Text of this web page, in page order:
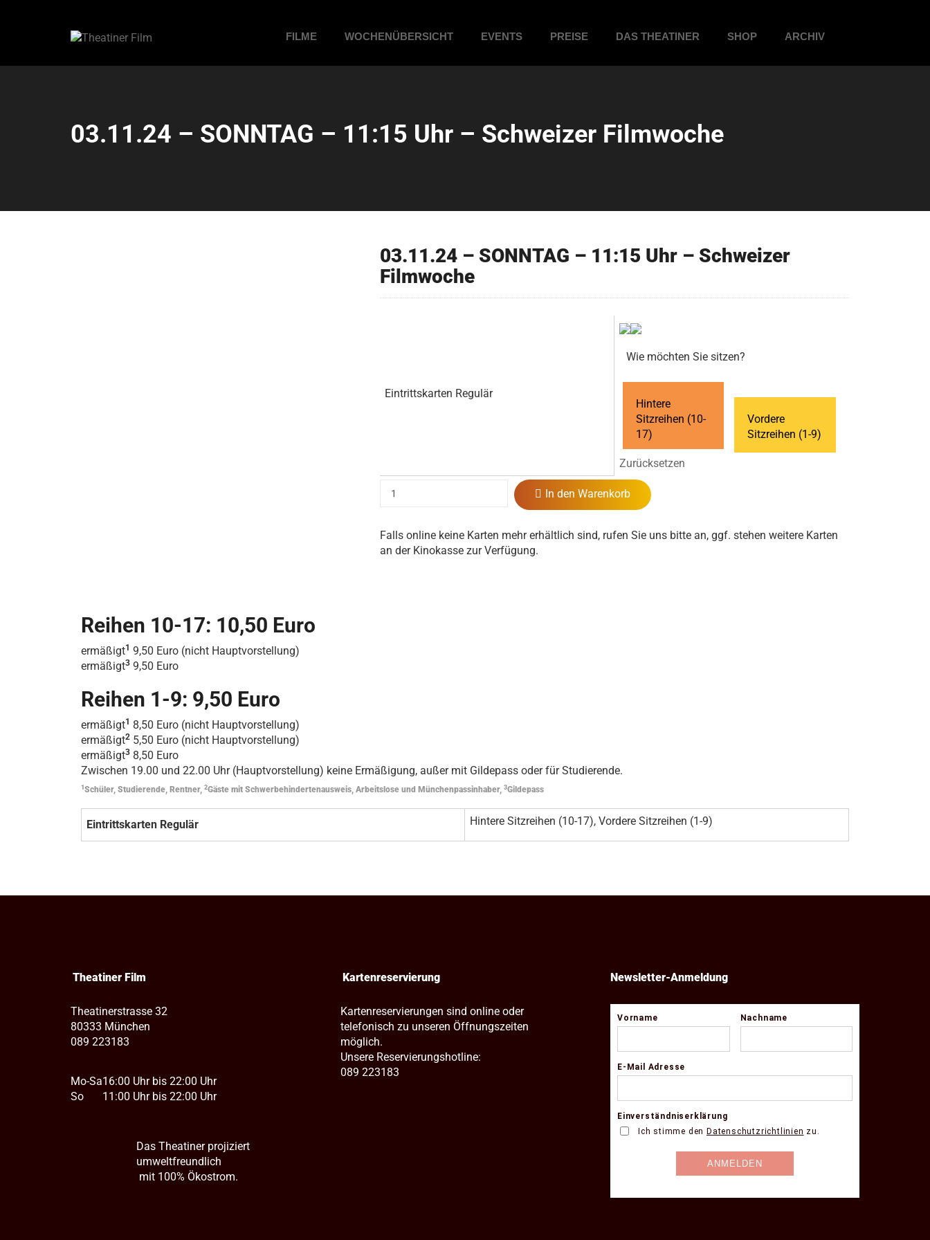
FILME WOCHENÜBERSICHT EVENTS PREISE DAS THEATINER SHOP ARCHIV
03.11.24 – SONNTAG – 11:15 Uhr – Schweizer Filmwoche
03.11.24 – SONNTAG – 11:15 Uhr – Schweizer
Filmwoche
Eintrittskarten Regulär
Wie möchten Sie sitzen?
Hintere
Sitzreihen (10-
17)
Vordere
Sitzreihen (1-9)
Zurücksetzen
In den Warenkorb
Falls online keine Karten mehr erhältlich sind, rufen Sie uns bitte an, ggf. stehen weitere Karten
an der Kinokasse zur Verfügung.
Reihen 10-17: 10,50 Euro
ermäßigt1 9,50 Euro (nicht Hauptvorstellung)
ermäßigt3 9,50 Euro
Reihen 1-9: 9,50 Euro
ermäßigt1 8,50 Euro (nicht Hauptvorstellung)
ermäßigt2 5,50 Euro (nicht Hauptvorstellung)
ermäßigt3 8,50 Euro
Zwischen 19.00 und 22.00 Uhr (Hauptvorstellung) keine Ermäßigung, außer mit Gildepass oder für Studierende.
1 Schüler, Studierende, Rentner, 2Gäste mit Schwerbehindertenausweis, Arbeitslose und Münchenpassinhaber, 3Gildepass
Eintrittskarten Regulär Hintere Sitzreihen (10-17), Vordere Sitzreihen (1-9)
Theatiner Film
Theatinerstrasse 32
80333 München
089 223183
Mo-Sa
So
16:00 Uhr bis 22:00 Uhr
11:00 Uhr bis 22:00 Uhr
Das Theatiner projiziert
umweltfreundlich
mit 100% Ökostrom.
Kartenreservierung
Kartenreservierungen sind online oder
telefonisch zu unseren Öffnungszeiten
möglich.
Unsere Reservierungshotline:
089 223183
Newsletter-Anmeldung